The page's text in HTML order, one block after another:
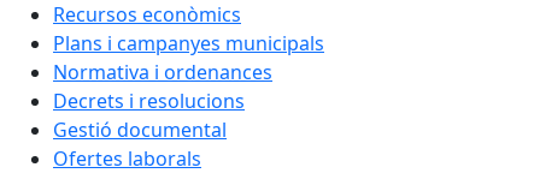
Recursos econòmics
Plans i campanyes municipals
Normativa i ordenances
Decrets i resolucions
Gestió documental
Ofertes laborals